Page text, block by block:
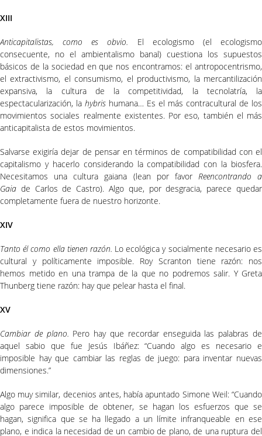
XIII
Anticapitalistas, como es obvio. El ecologismo (el ecologismo
consecuente, no el ambientalismo banal) cuestiona los supuestos
básicos de la sociedad en que nos encontramos: el antropocentrismo,
el extractivismo, el consumismo, el productivismo, la mercantilización
expansiva, la cultura de la competitividad, la tecnolatría, la
espectacularización, la hybris humana… Es el más contracultural de los
movimientos sociales realmente existentes. Por eso, también el más
anticapitalista de estos movimientos.
Salvarse exigiría dejar de pensar en términos de compatibilidad con el
capitalismo y hacerlo considerando la compatibilidad con la biosfera.
Necesitamos una cultura gaiana (lean por favor Reencontrando a
Gaia de Carlos de Castro). Algo que, por desgracia, parece quedar
completamente fuera de nuestro horizonte.
XIV
Tanto él como ella tienen razón. Lo ecológica y socialmente necesario es
cultural y políticamente imposible. Roy Scranton tiene razón: nos
hemos metido en una trampa de la que no podremos salir. Y Greta
Thunberg tiene razón: hay que pelear hasta el final.
XV
Cambiar de plano. Pero hay que recordar enseguida las palabras de
aquel sabio que fue Jesús Ibáñez: “Cuando algo es necesario e
imposible hay que cambiar las reglas de juego: para inventar nuevas
dimensiones.”
Algo muy similar, decenios antes, había apuntado Simone Weil: “Cuando
algo parece imposible de obtener, se hagan los esfuerzos que se
hagan, significa que se ha llegado a un límite infranqueable en ese
plano, e indica la necesidad de un cambio de plano, de una ruptura del